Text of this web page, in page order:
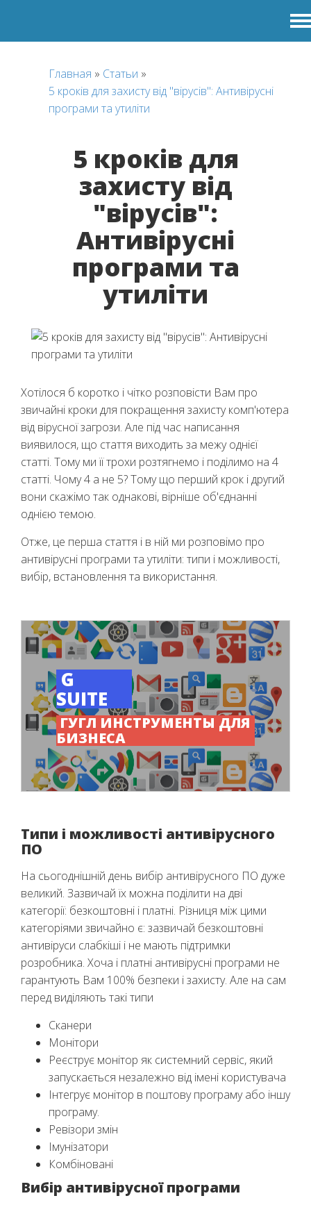
Главная » Статьи »
5 кроків для захисту від "вірусів": Антивірусні
програми та утиліти
5 кроків для
захисту від
"вірусів":
Антивірусні
програми та
утиліти
Хотілося б коротко і чітко розповісти Вам про
звичайні кроки для покращення захисту комп'ютера
від вірусної загрози. Але під час написання
виявилося, що стаття виходить за межу однієї
статті. Тому ми її трохи розтягнемо і поділимо на 4
статті. Чому 4 а не 5? Тому що перший крок і другий
вони скажімо так однакові, вірніше об'єднанні
однією темою.
Отже, це перша стаття і в ній ми розповімо про
антивірусні програми та утиліти: типи і можливості,
вибір, встановлення та використання.
G
SUITE
ГУГЛ ИНСТРУМЕНТЫ ДЛЯ
БИЗНЕСА
Типи і можливості антивірусного
ПО
На сьогоднішній день вибір антивірусного ПО дуже
великий. Зазвичай їх можна поділити на дві
категорії: безкоштовні і платні. Різниця між цими
категоріями звичайно є: зазвичай безкоштовні
антивіруси слабкіші і не мають підтримки
розробника. Хоча і платні антивірусні програми не
гарантують Вам 100% безпеки і захисту. Але на сам
перед виділяють такі типи
Сканери
Монітори
Реєструє монітор як системний сервіс, який
запускається незалежно від імені користувача
Інтегрує монітор в поштову програму або іншу
програму.
Ревізори змін
Імунізатори
Комбіновані
Вибір антивірусної програми